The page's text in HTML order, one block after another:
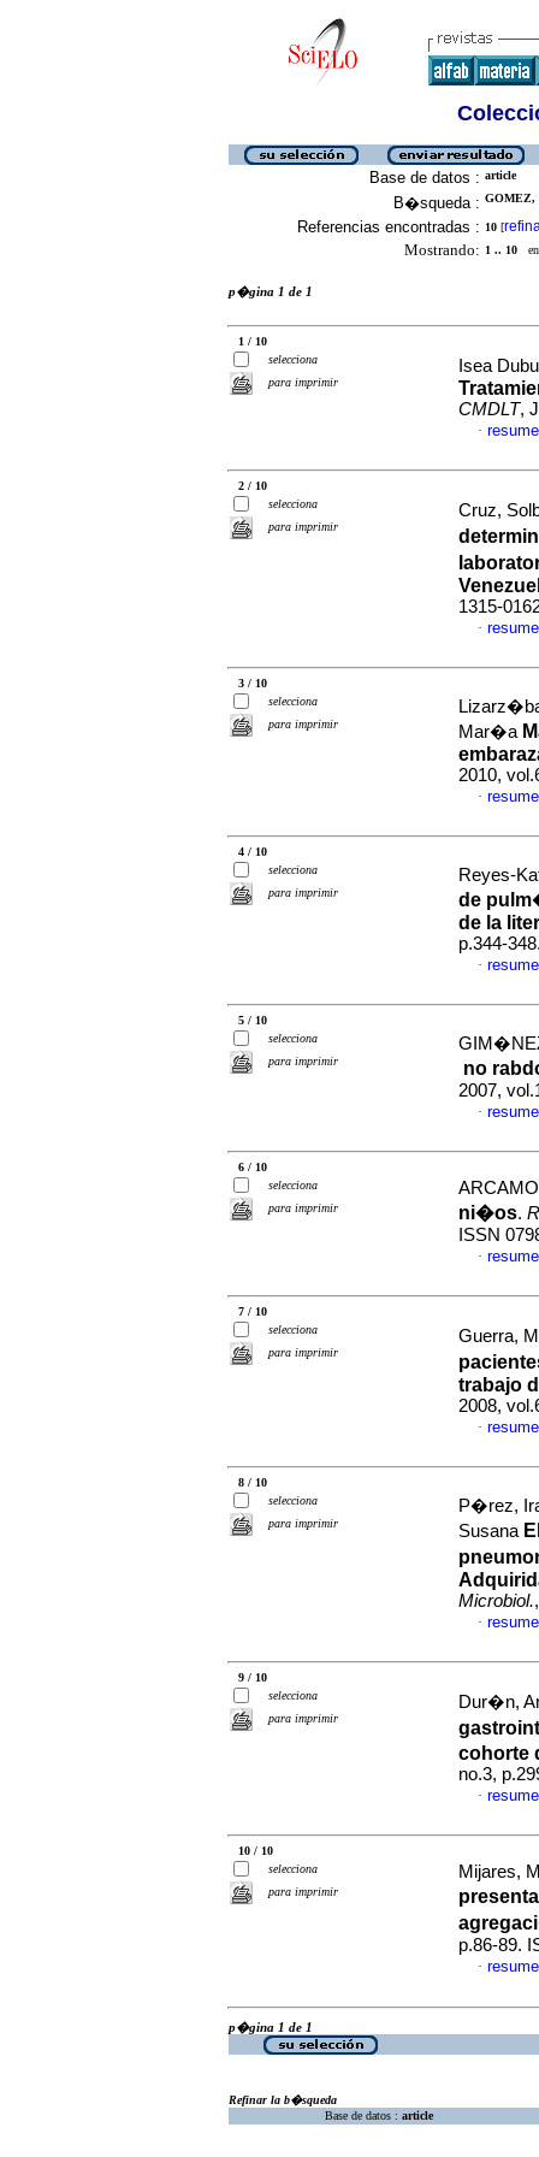
Base de datos : article
B�squeda : GOMEZ,
Referencias encontradas : 10 [
Mostrando: 1 .. 10 en
p�gina 1 de 1
1 / 10
selecciona
para imprimir
Isea
CMDLT,
·
2 / 10
selecciona
para imprimir
Cruz,
1315-
·
3 / 10
selecciona
para imprimir
Mar�a
2010,
·
4 / 10
selecciona
para imprimir
Reyes-
de
de la
p.344-
·
5 / 10
selecciona
para imprimir
no
2007,
·
6 / 10
selecciona
para imprimir
ni�os.
ISSN
·
7 / 10
selecciona
para imprimir
Guerra,
trabajo
2008,
·
8 / 10
selecciona
para imprimir
P�rez,
Susana
Microbiol.
·
9 / 10
selecciona
para imprimir
Dur�n,
cohorte
no.3,
·
10 / 10
selecciona
para imprimir
Mijares,
p.86-89.
·
p�gina 1 de 1
Refinar la b�squeda
Base de datos : article